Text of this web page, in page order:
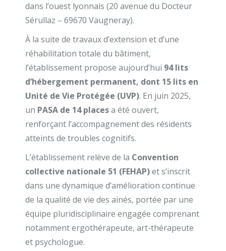
dans l’ouest lyonnais (20 avenue du Docteur
Sérullaz – 69670 Vaugneray).
À la suite de travaux d’extension et d’une
réhabilitation totale du bâtiment,
l’établissement propose aujourd’hui 94 lits
d’hébergement permanent, dont 15 lits en
Unité de Vie Protégée (UVP). En juin 2025,
un PASA de 14 placesa été ouvert,
renforçant l’accompagnement des résidents
atteints de troubles cognitifs.
L’établissement relève de la Convention
collective nationale 51 (FEHAP)et s’inscrit
dans une dynamique d’amélioration continue
de la qualité de vie des ainés, portée par une
équipe pluridisciplinaire engagée comprenant
notamment ergothérapeute, art-thérapeute
et psychologue.